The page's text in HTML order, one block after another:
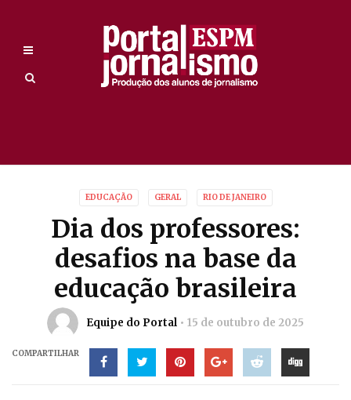
EDUCAÇÃO GERAL RIO DE JANEIRO
Dia dos professores:
desafios na base da
educação brasileira
Equipe do Portal 15 de outubro de 2025
COMPARTILHAR